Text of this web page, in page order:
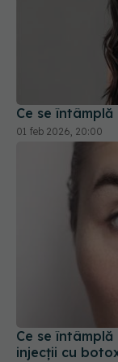
Ce se
01 feb 2026, 20:00
Ce se
injecții cu